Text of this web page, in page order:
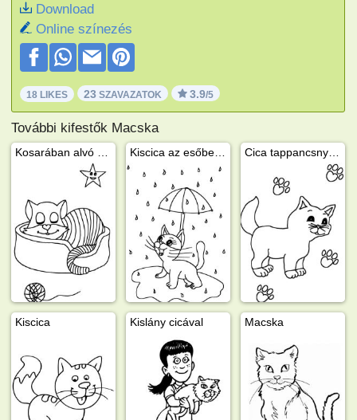
Download
Online színezés
18 LIKES 23 SZAVAZATOK 3.9/5
További kifestők Macska
Kiscica Kislány cicával Macska